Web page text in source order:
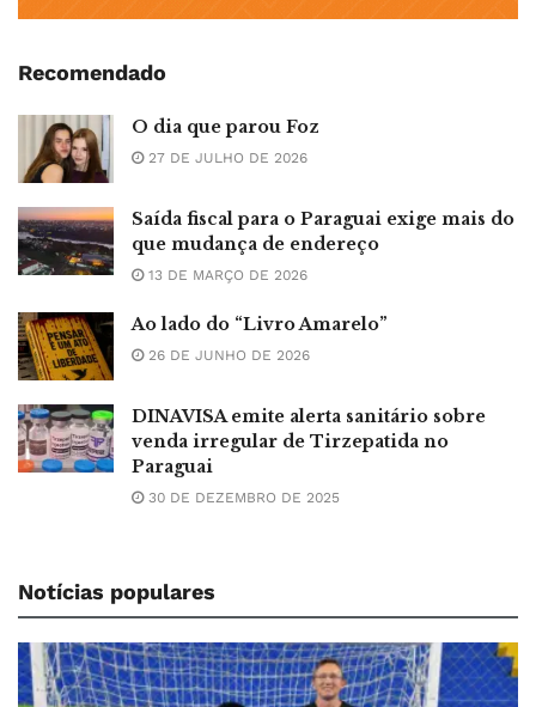
Recomendado
O dia que parou Foz
27 DE JULHO DE 2026
Saída fiscal para o Paraguai exige mais do
que mudança de endereço
13 DE MARÇO DE 2026
Ao lado do “Livro Amarelo”
26 DE JUNHO DE 2026
DINAVISA emite alerta sanitário sobre
venda irregular de Tirzepatida no
Paraguai
30 DE DEZEMBRO DE 2025
Notícias populares